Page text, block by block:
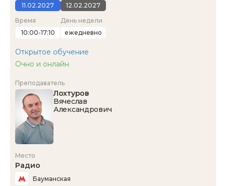
11.02.2027
12.02.2027
Время
10:00-17:10
День недели
ежедневно
Открытое обучение
Очно и онлайн
Преподаватель
Лохтуров
Вячеслав
Александрович
Место
Радио
Бауманская